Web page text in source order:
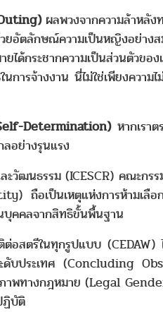
ผลพวงจากความล้าหลัง
ตลักษณ์ความเป็นหญิงอย่าง
ด้กระชากความเป็นส่วนตัวข
การจ้างงาน นี่ไม่ใช่เพียงคว
Determination)หากเราต
อย่างรุนแรง
ะวัฒนธรรม (ICESCR) คณะ
ถือเป็นเหตุแห่งการห้ามเ
คคลจากสิทธิขั้นพื้นฐาน
สตรีในทุกรูปแบบ (CEDAW)
บประเทศ (Concluding
าพทางกฎหมาย (Legal
ฏิบัติ